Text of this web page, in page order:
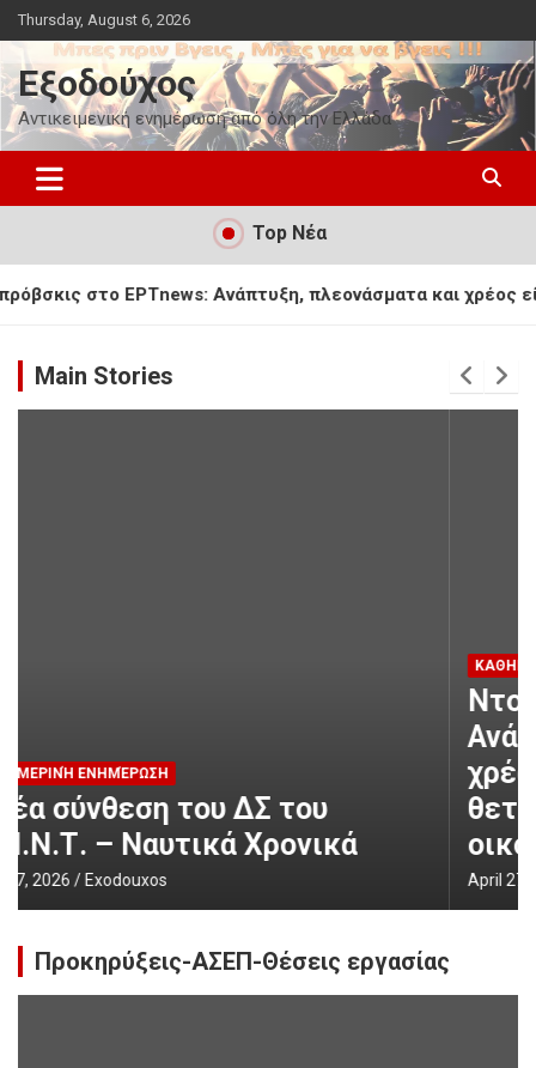
Skip
to
content
Thursday, August 6, 2026
Εξοδούχος
Αντικειμενική ενημέρωση από όλη την Ελλάδα
Top Νέα
στο ΕΡΤnews: Ανάπτυξη, πλεονάσματα και χρέος είναι το
Main Stories
χρέος είναι το τρίπτυχο για τη
θετική πορεία της ελληνικής
οικονομίας – ertnews.gr
April 27, 2026 Exodouxos
Προκηρύξεις-ΑΣΕΠ-Θέσεις εργασίας